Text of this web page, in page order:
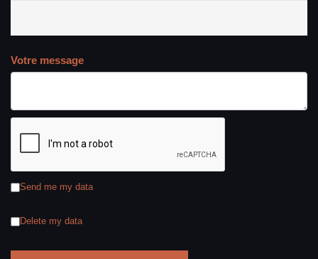
Votre message
Send me my data
Delete my data